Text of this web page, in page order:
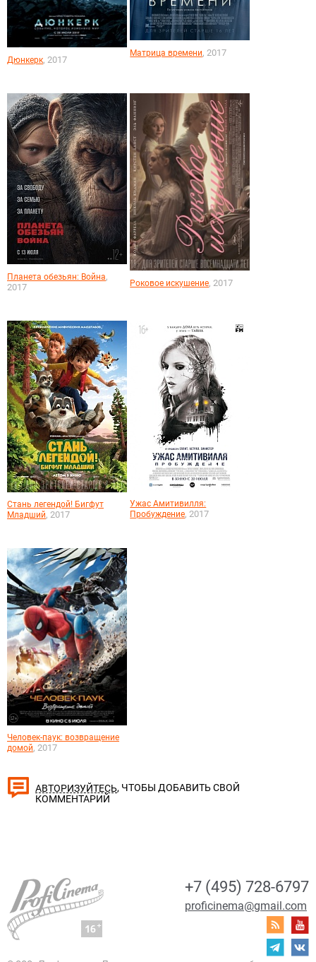
Дюнкерк, 2017
Матрица времени, 2017
Планета обезьян: Война,
2017
Роковое искушение, 2017
Стань легендой! Бигфут
Младший, 2017
Ужас Амитивилля:
Пробуждение, 2017
Человек-паук: возвращение
домой, 2017
АВТОРИЗУЙТЕСЬ, ЧТОБЫ ДОБАВИТЬ СВОЙ
КОММЕНТАРИЙ
+7 (495) 728-6797
proficinema@gmail.com